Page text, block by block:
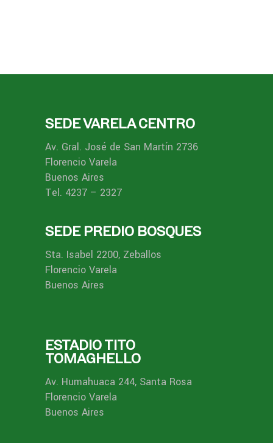
SEDE VARELA CENTRO
Av. Gral. José de San Martín 2736
Florencio Varela
Buenos Aires
Tel. 4237 – 2327
SEDE PREDIO BOSQUES
Sta. Isabel 2200, Zeballos
Florencio Varela
Buenos Aires
ESTADIO TITO
TOMAGHELLO
Av. Humahuaca 244, Santa Rosa
Florencio Varela
Buenos Aires